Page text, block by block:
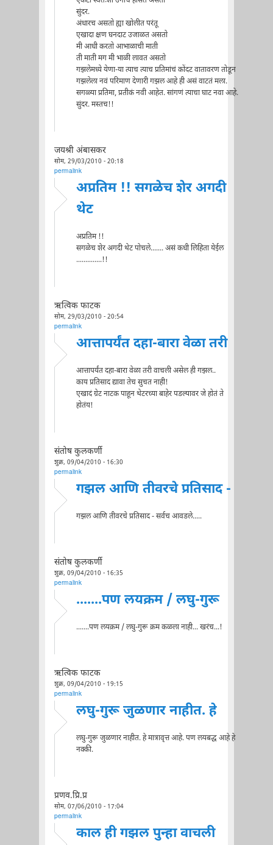
सुंदर.
अंधारच असतो ह्या खोलीत परंतू
एखादा क्षण घनदाट उजाळत असतो
मी आधी करतो आभाळाची माती
ती माती मग मी भाळी लावत असतो
गझलेमध्ये येणा-या त्याच त्याच प्रतिमांचं कोंदट वातावरण तोडून
गझलेला नवं परिमाण देणारी गझल आहे ही असं वाटतं मला.
सगळ्या प्रतिमा, प्रतीकं नवी आहेत. सांगणं त्याचा घाट नवा आहे.
सुंदर. मस्तच!!
जयश्री अंबासकर
सोम, 29/03/2010 - 20:18
permalink
अप्रतिम !! सगळेच शेर अगदी
थेट
अप्रतिम !!
सगळेच शेर अगदी थेट पोचले....... असं कधी लिहिता येईल
..............!!
ऋत्विक फाटक
सोम, 29/03/2010 - 20:54
permalink
आत्तापर्यंत दहा-बारा वेळा तरी
आत्तापर्यंत दहा-बारा वेळा तरी वाचली असेल ही गझल..
काय प्रतिसाद द्यावा तेच सुचत नाही!
एखादं ग्रेट नाटक पाहून थेटरच्या बाहेर पडल्यावर जे होतं ते
होतंय!
संतोष कुलकर्णी
शुक्र, 09/04/2010 - 16:30
permalink
गझल आणि तीवरचे प्रतिसाद -
गझल आणि तीवरचे प्रतिसाद - सर्वच आवडले.....
संतोष कुलकर्णी
शुक्र, 09/04/2010 - 16:35
permalink
.......पण लयक्रम / लघु-गुरू
.......पण लयक्रम / लघु-गुरू क्रम कळला नाही... खरंच...!
ऋत्विक फाटक
शुक्र, 09/04/2010 - 19:15
permalink
लघु-गुरू जुळणार नाहीत. हे
लघु-गुरू जुळणार नाहीत. हे मात्रावृत्त आहे. पण लयबद्ध आहे हे
नक्की.
प्रणव.प्रि.प्र
सोम, 07/06/2010 - 17:04
permalink
काल ही गझल पुन्हा वाचली